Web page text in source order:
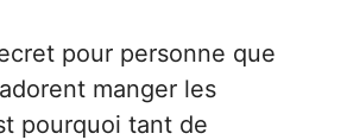
pour personne que
manger les
pourquoi tant de